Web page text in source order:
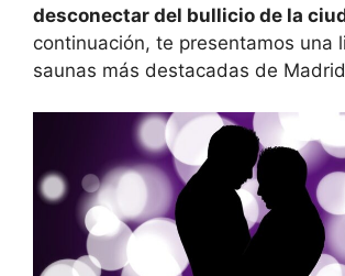
desconectar del bullicio de la
continuación, te presentamos una
saunas más destacadas de